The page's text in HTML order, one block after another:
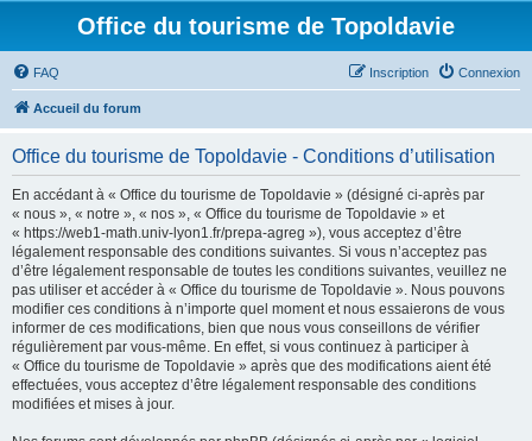
Office du tourisme de Topoldavie
FAQ Connexion
Inscription
Accueil du forum
Office du tourisme de Topoldavie - Conditions d’utilisation
En accédant à « Office du tourisme de Topoldavie » (désigné ci-après par
« nous », « notre », « nos », « Office du tourisme de Topoldavie » et
« https://web1-math.univ-lyon1.fr/prepa-agreg »), vous acceptez d’être
légalement responsable des conditions suivantes. Si vous n’acceptez pas
d’être légalement responsable de toutes les conditions suivantes, veuillez ne
pas utiliser et accéder à « Office du tourisme de Topoldavie ». Nous pouvons
modifier ces conditions à n’importe quel moment et nous essaierons de vous
informer de ces modifications, bien que nous vous conseillons de vérifier
régulièrement par vous-même. En effet, si vous continuez à participer à
« Office du tourisme de Topoldavie » après que des modifications aient été
effectuées, vous acceptez d’être légalement responsable des conditions
modifiées et mises à jour.